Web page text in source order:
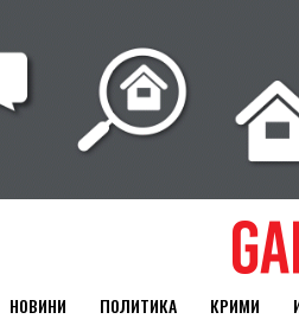
НОВИНИ ПОЛИТИКА КРИМИ